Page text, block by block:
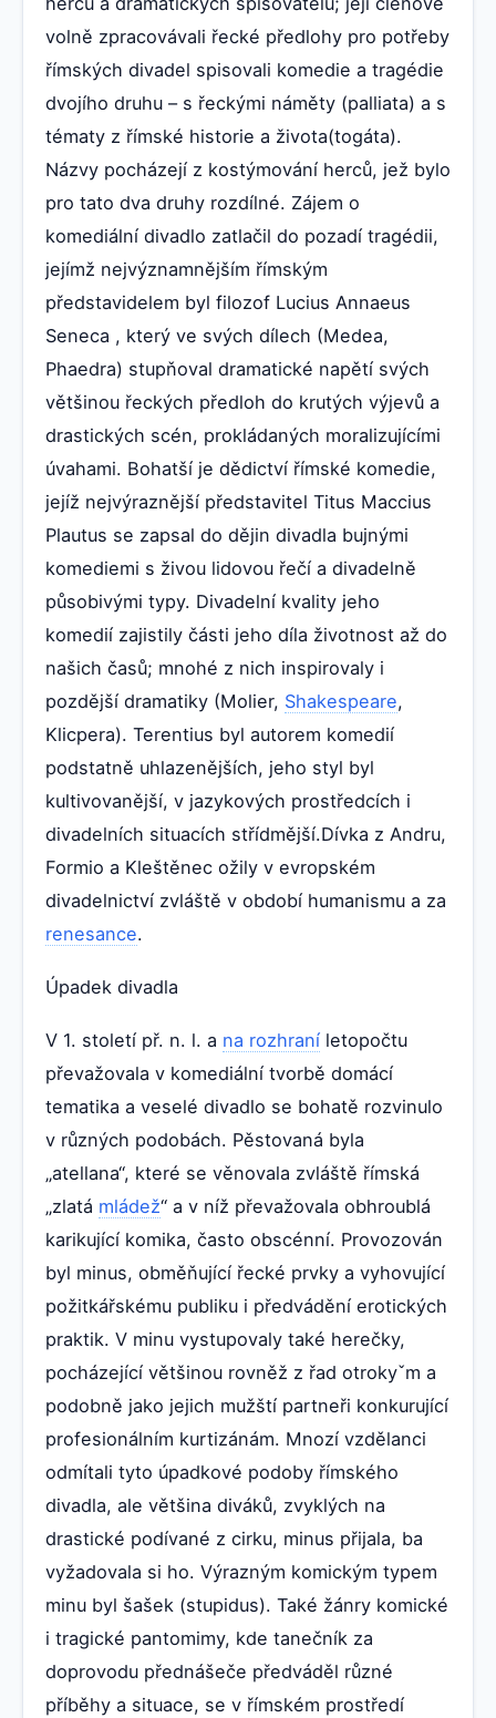
volně zpracovávali řecké předlohy pro potřeby
římských divadel spisovali komedie a tragédie
dvojího druhu – s řeckými náměty (palliata) a s
tématy z římské historie a života(togáta).
Názvy pocházejí z kostýmování herců, jež bylo
pro tato dva druhy rozdílné. Zájem o
komediální divadlo zatlačil do pozadí tragédii,
jejímž nejvýznamnějším římským
představidelem byl filozof Lucius Annaeus
Seneca , který ve svých dílech (Medea,
Phaedra) stupňoval dramatické napětí svých
většinou řeckých předloh do krutých výjevů a
drastických scén, prokládaných moralizujícími
úvahami. Bohatší je dědictví římské komedie,
jejíž nejvýraznější představitel Titus Maccius
Plautus se zapsal do dějin divadla bujnými
komediemi s živou lidovou řečí a divadelně
působivými typy. Divadelní kvality jeho
komedií zajistily části jeho díla životnost až do
našich časů; mnohé z nich inspirovaly i
pozdější dramatiky (Molier, Shakespeare,
Klicpera). Terentius byl autorem komedií
podstatně uhlazenějších, jeho styl byl
kultivovanější, v jazykových prostředcích i
divadelních situacích střídmější.Dívka z Andru,
Formio a Kleštěnec ožily v evropském
divadelnictví zvláště v období humanismu a za
renesance.
Úpadek divadla
V 1. století př. n. l. a na rozhraní letopočtu
převažovala v komediální tvorbě domácí
tematika a veselé divadlo se bohatě rozvinulo
v různých podobách. Pěstovaná byla
„atellana“, které se věnovala zvláště římská
„zlatá mládež“ a v níž převažovala obhroublá
karikující komika, často obscénní. Provozován
byl minus, obměňující řecké prvky a vyhovující
požitkářskému publiku i předvádění erotických
praktik. V minu vystupovaly také herečky,
pocházející většinou rovněž z řad otrokyˇm a
podobně jako jejich mužští partneři konkurující
profesionálním kurtizánám. Mnozí vzdělanci
odmítali tyto úpadkové podoby římského
divadla, ale většina diváků, zvyklých na
drastické podívané z cirku, minus přijala, ba
vyžadovala si ho. Výrazným komickým typem
minu byl šašek (stupidus). Také žánry komické
i tragické pantomimy, kde tanečník za
doprovodu přednášeče předváděl různé
příběhy a situace, se v římském prostředí